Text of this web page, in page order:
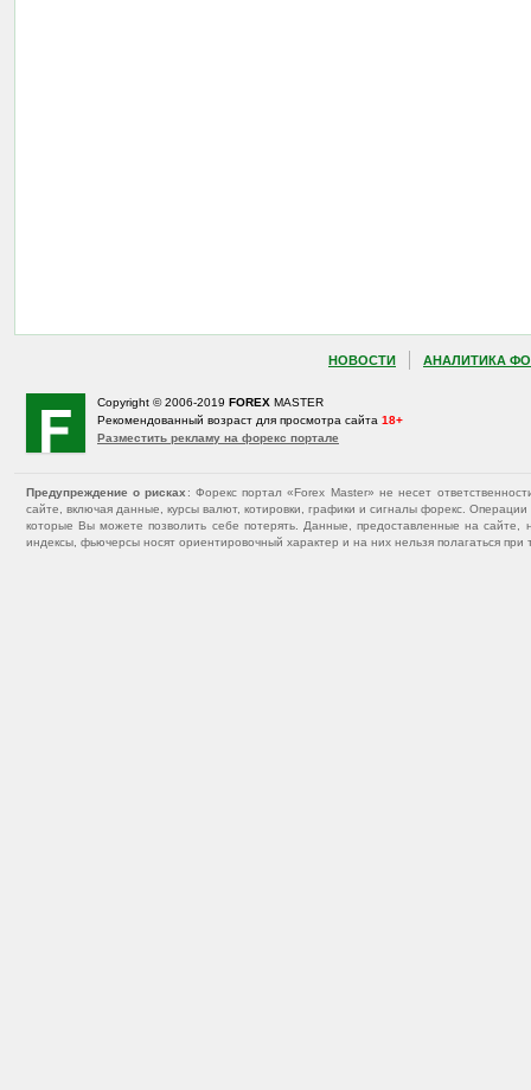
НОВОСТИ АНАЛИТИКА
Copyright © 2006-2019 FOREX MASTER
Рекомендованный возраст для просмотра сайта 18+
Разместить рекламу на форекс портале
Предупреждение о рисках : Форекс портал «Forex Master» не несет
сайте, включая данные, курсы валют, котировки, графики и сигналы форекс.
которые Вы можете позволить себе потерять. Данные, предоставленные на
индексы, фьючерсы носят ориентировочный характер и на них нельзя полагаться при